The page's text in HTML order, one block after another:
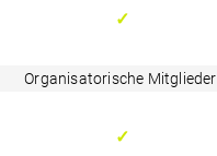
✓
Organisatorische Mitglieder
✓